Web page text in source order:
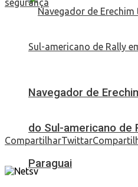
Navegador de
do Sul-americano de
Paraguai
CompartilharTwittar